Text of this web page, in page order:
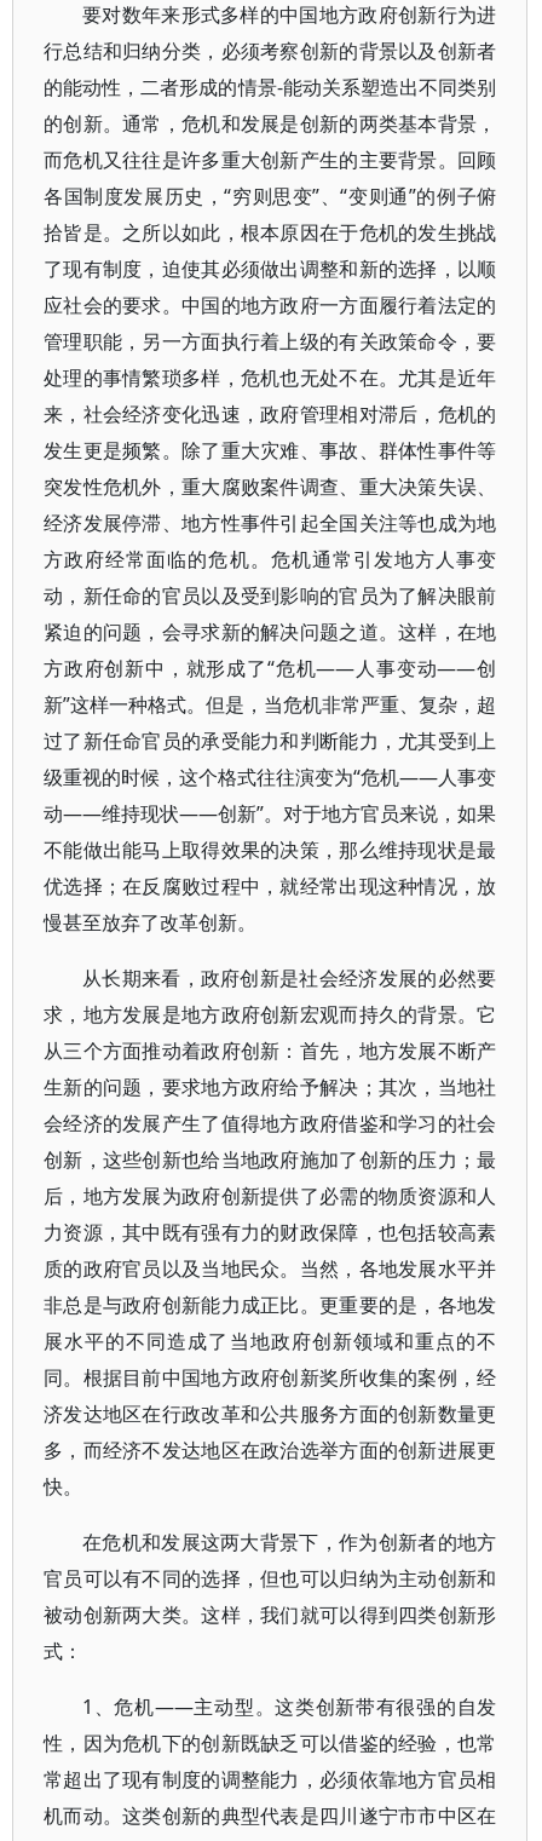
要对数年来形式多样的中国地方政府创新行为进
行总结和归纳分类，必须考察创新的背景以及创新者
的能动性，二者形成的情景-能动关系塑造出不同类别
的创新。通常，危机和发展是创新的两类基本背景，
而危机又往往是许多重大创新产生的主要背景。回顾
各国制度发展历史，“穷则思变”、“变则通”的例子俯
拾皆是。之所以如此，根本原因在于危机的发生挑战
了现有制度，迫使其必须做出调整和新的选择，以顺
应社会的要求。中国的地方政府一方面履行着法定的
管理职能，另一方面执行着上级的有关政策命令，要
处理的事情繁琐多样，危机也无处不在。尤其是近年
来，社会经济变化迅速，政府管理相对滞后，危机的
发生更是频繁。除了重大灾难、事故、群体性事件等
突发性危机外，重大腐败案件调查、重大决策失误、
经济发展停滞、地方性事件引起全国关注等也成为地
方政府经常面临的危机。危机通常引发地方人事变
动，新任命的官员以及受到影响的官员为了解决眼前
紧迫的问题，会寻求新的解决问题之道。这样，在地
方政府创新中，就形成了“危机——人事变动——创
新”这样一种格式。但是，当危机非常严重、复杂，超
过了新任命官员的承受能力和判断能力，尤其受到上
级重视的时候，这个格式往往演变为“危机——人事变
动——维持现状——创新”。对于地方官员来说，如果
不能做出能马上取得效果的决策，那么维持现状是最
优选择；在反腐败过程中，就经常出现这种情况，放
慢甚至放弃了改革创新。
从长期来看，政府创新是社会经济发展的必然要
求，地方发展是地方政府创新宏观而持久的背景。它
从三个方面推动着政府创新：首先，地方发展不断产
生新的问题，要求地方政府给予解决；其次，当地社
会经济的发展产生了值得地方政府借鉴和学习的社会
创新，这些创新也给当地政府施加了创新的压力；最
后，地方发展为政府创新提供了必需的物质资源和人
力资源，其中既有强有力的财政保障，也包括较高素
质的政府官员以及当地民众。当然，各地发展水平并
非总是与政府创新能力成正比。更重要的是，各地发
展水平的不同造成了当地政府创新领域和重点的不
同。根据目前中国地方政府创新奖所收集的案例，经
济发达地区在行政改革和公共服务方面的创新数量更
多，而经济不发达地区在政治选举方面的创新进展更
快。
在危机和发展这两大背景下，作为创新者的地方
官员可以有不同的选择，但也可以归纳为主动创新和
被动创新两大类。这样，我们就可以得到四类创新形
式：
1、危机——主动型。这类创新带有很强的自发
性，因为危机下的创新既缺乏可以借鉴的经验，也常
常超出了现有制度的调整能力，必须依靠地方官员相
机而动。这类创新的典型代表是四川遂宁市市中区在